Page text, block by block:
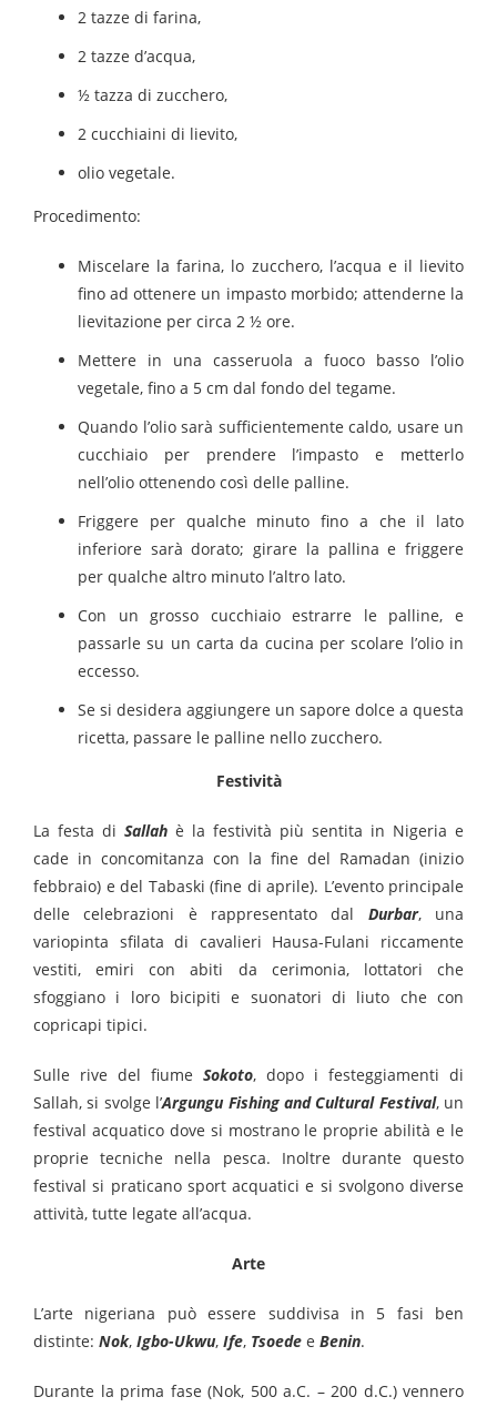
2 tazze di farina,
2 tazze d’acqua,
½ tazza di zucchero,
2 cucchiaini di lievito,
olio vegetale.
Procedimento:
Miscelare la farina, lo zucchero, l’acqua e il lievito
fino ad ottenere un impasto morbido; attenderne la
lievitazione per circa 2 ½ ore.
Mettere in una casseruola a fuoco basso l’olio
vegetale, fino a 5 cm dal fondo del tegame.
Quando l’olio sarà sufficientemente caldo, usare un
cucchiaio per prendere l’impasto e metterlo
nell’olio ottenendo così delle palline.
Friggere per qualche minuto fino a che il lato
inferiore sarà dorato; girare la pallina e friggere
per qualche altro minuto l’altro lato.
Con un grosso cucchiaio estrarre le palline, e
passarle su un carta da cucina per scolare l’olio in
eccesso.
Se si desidera aggiungere un sapore dolce a questa
ricetta, passare le palline nello zucchero.
Festività
La festa di Sallah è la festività più sentita in Nigeria e
cade in concomitanza con la fine del Ramadan (inizio
febbraio) e del Tabaski (fine di aprile). L’evento principale
delle celebrazioni è rappresentato dal Durbar, una
variopinta sfilata di cavalieri Hausa-Fulani riccamente
vestiti, emiri con abiti da cerimonia, lottatori che
sfoggiano i loro bicipiti e suonatori di liuto che con
copricapi tipici.
Sulle rive del fiume Sokoto, dopo i festeggiamenti di
Sallah, si svolge l’Argungu Fishing and Cultural Festival, un
festival acquatico dove si mostrano le proprie abilità e le
proprie tecniche nella pesca. Inoltre durante questo
festival si praticano sport acquatici e si svolgono diverse
attività, tutte legate all’acqua.
Arte
L’arte nigeriana può essere suddivisa in 5 fasi ben
distinte: Nok, Igbo-Ukwu, Ife, Tsoede e Benin.
Durante la prima fase (Nok, 500 a.C. – 200 d.C.) vennero